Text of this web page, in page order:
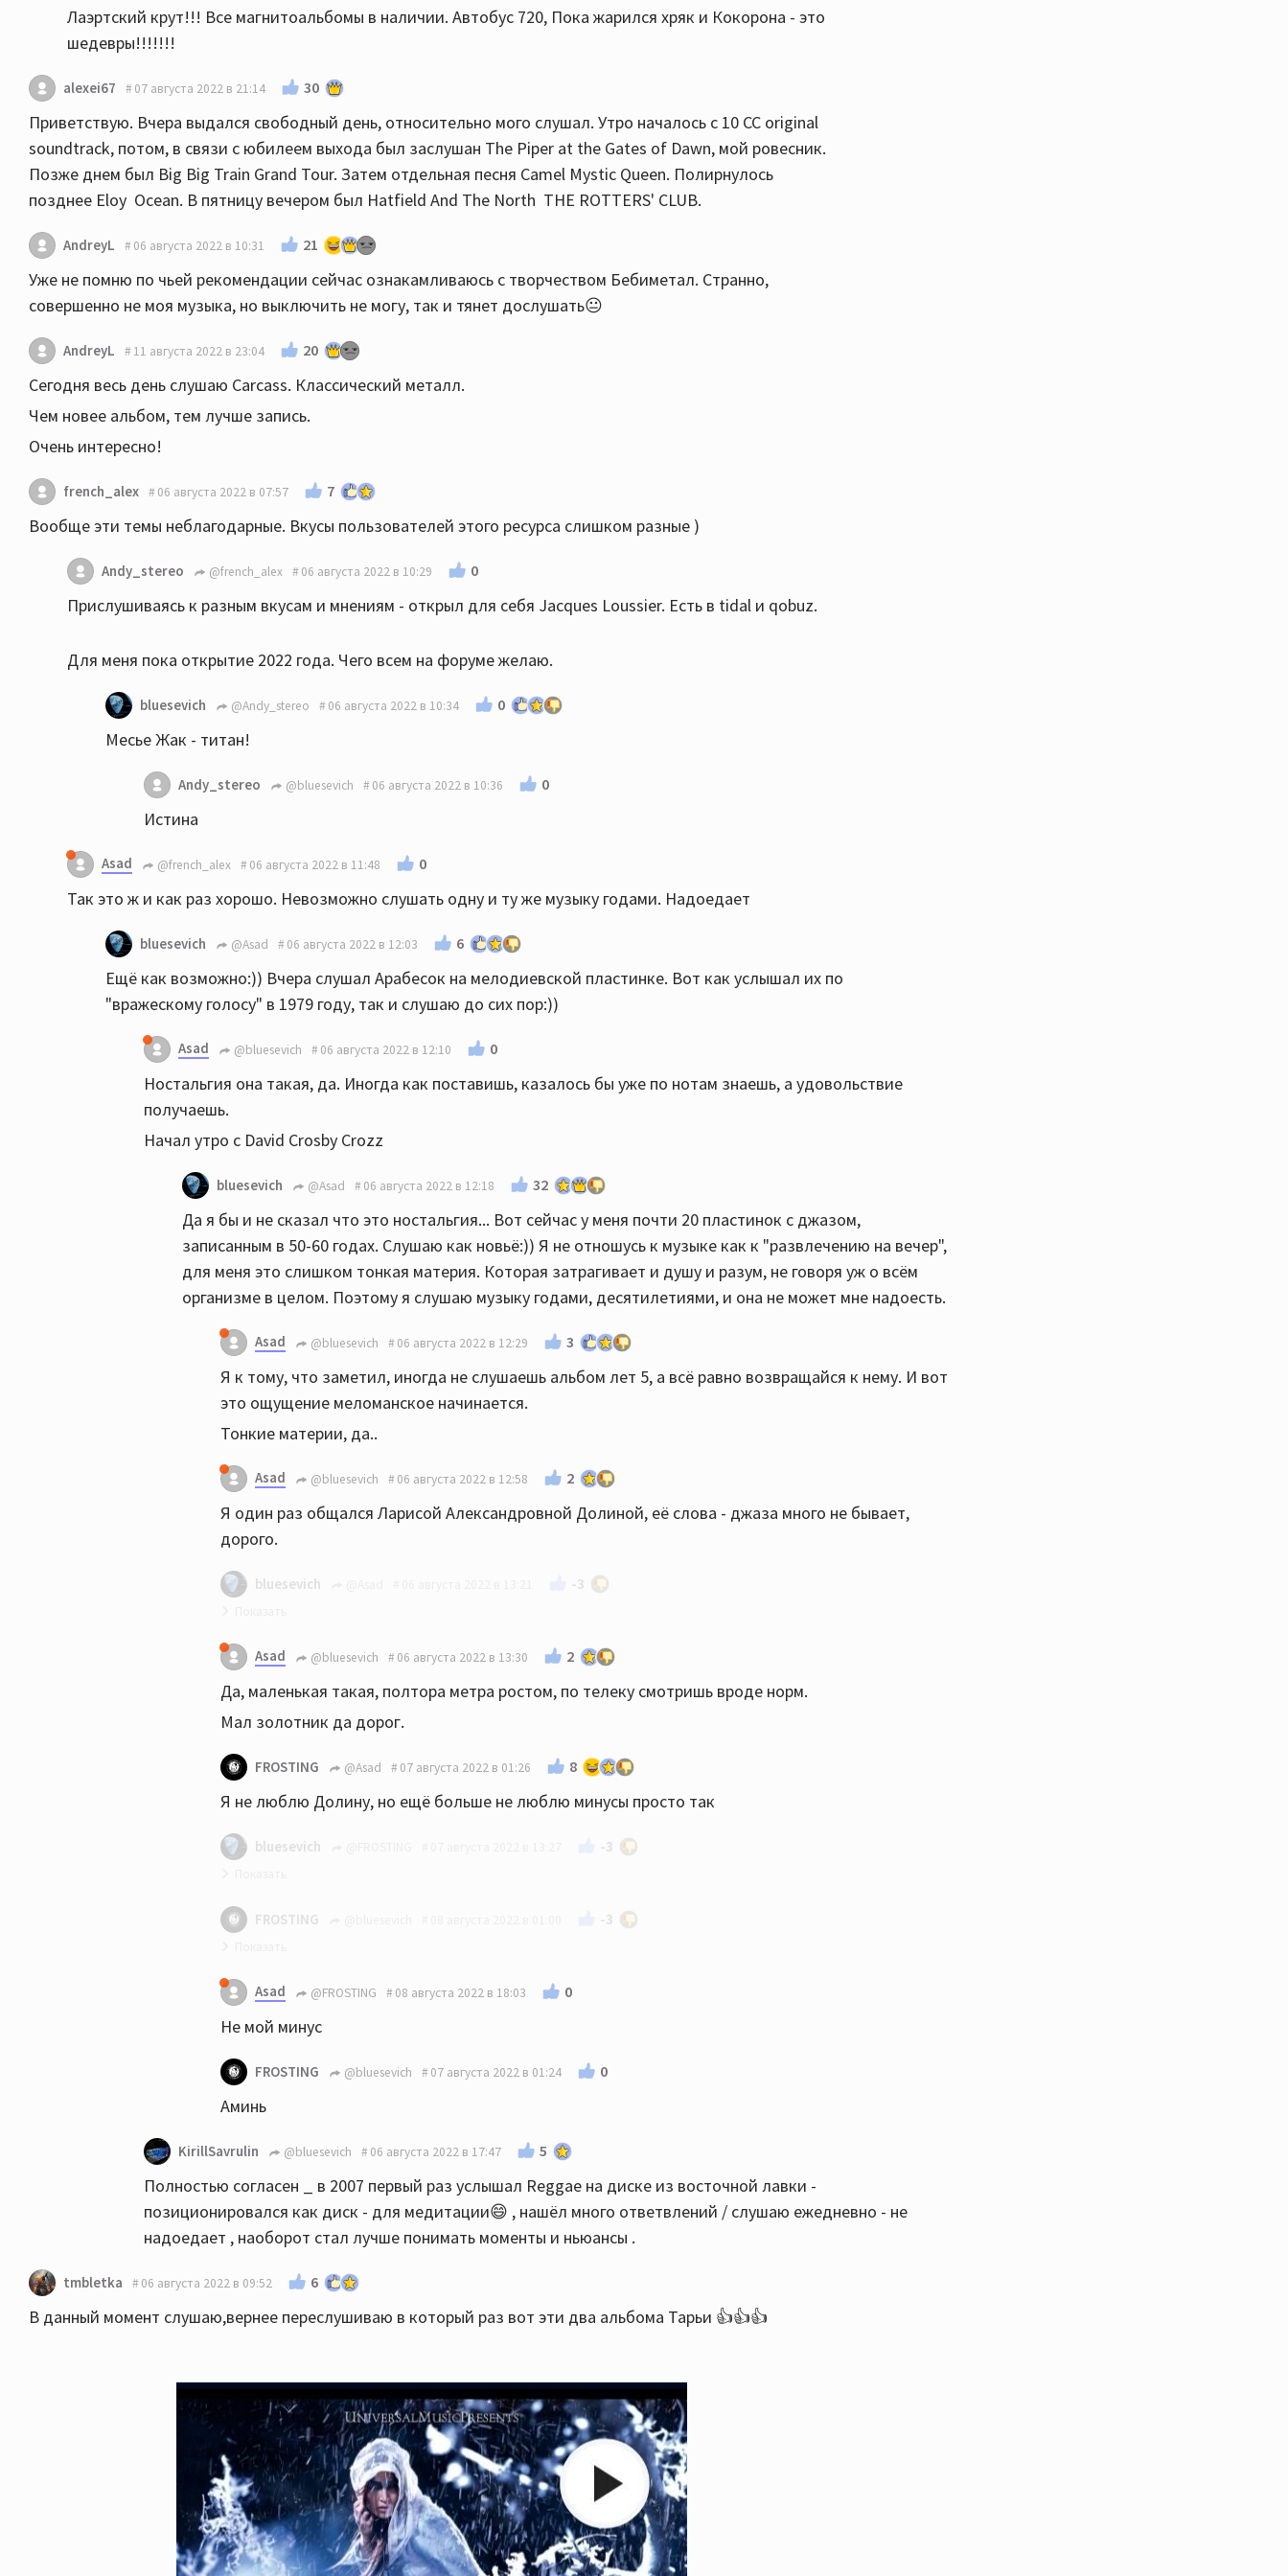
Лаэртский крут!!! Все магнитоальбомы в наличии. Автобус 720, Пока жарился хряк и Кокорона - это
шедевры!!!!!!!
alexei67 07 августа 2022 в 21:14 30
Приветствую. Вчера выдался свободный день, относительно мого слушал. Утро началось с 10 СС original
soundtrack, потом, в связи с юбилеем выхода был заслушан The Piper at the Gates of Dawn, мой ровесник.
Позже днем был Big Big Train Grand Tour. Затем отдельная песня Camel Mystic Queen. Полирнулось
позднее Eloy Ocean. В пятницу вечером был Hatfield And The North THE ROTTERS' CLUB.
AndreyL 06 августа 2022 в 10:31 21
Уже не помню по чьей рекомендации сейчас ознакамливаюсь с творчеством Бебиметал. Странно,
совершенно не моя музыка, но выключить не могу, так и тянет дослушать😐
AndreyL 11 августа 2022 в 23:04 20
Сегодня весь день слушаю Carcass. Классический металл.
Чем новее альбом, тем лучше запись.
Очень интересно!
french_alex 06 августа 2022 в 07:57 7
Вообще эти темы неблагодарные. Вкусы пользователей этого ресурса слишком разные )
Andy_stereo @french_alex 06 августа 2022 в 10:29 0
Прислушиваясь к разным вкусам и мнениям - открыл для себя Jacques Loussier. Есть в tidal и qobuz.
Для меня пока открытие 2022 года. Чего всем на форуме желаю.
bluesevich @Andy_stereo 06 августа 2022 в 10:34 0
Месье Жак - титан!
Andy_stereo @bluesevich 06 августа 2022 в 10:36 0
Истина
Asad @french_alex 06 августа 2022 в 11:48 0
Так это ж и как раз хорошо. Невозможно слушать одну и ту же музыку годами. Надоедает
bluesevich @Asad 06 августа 2022 в 12:03 6
Ещё как возможно:)) Вчера слушал Арабесок на мелодиевской пластинке. Вот как услышал их по
"вражескому голосу" в 1979 году, так и слушаю до сих пор:))
Asad @bluesevich 06 августа 2022 в 12:10 0
Ностальгия она такая, да. Иногда как поставишь, казалось бы уже по нотам знаешь, а удовольствие
получаешь.
Начал утро с David Crosby Crozz
bluesevich @Asad 06 августа 2022 в 12:18 32
Да я бы и не сказал что это ностальгия... Вот сейчас у меня почти 20 пластинок с джазом,
записанным в 50-60 годах. Слушаю как новьё:)) Я не отношусь к музыке как к "развлечению на вечер",
для меня это слишком тонкая материя. Которая затрагивает и душу и разум, не говоря уж о всём
организме в целом. Поэтому я слушаю музыку годами, десятилетиями, и она не может мне надоесть.
Asad @bluesevich 06 августа 2022 в 12:29 3
Я к тому, что заметил, иногда не слушаешь альбом лет 5, а всё равно возвращайся к нему. И вот
это ощущение меломанское начинается.
Тонкие материи, да..
Asad @bluesevich 06 августа 2022 в 12:58 2
Я один раз общался Ларисой Александровной Долиной, её слова - джаза много не бывает,
дорого.
bluesevich -3
Лариса Александровна неповторима:)))
Asad @bluesevich 06 августа 2022 в 13:30 2
Да, маленькая такая, полтора метра ростом, по телеку смотришь вроде норм.
Мал золотник да дорог.
FROSTING @Asad 07 августа 2022 в 01:26 8
Я не люблю Долину, но ещё больше не люблю минусы просто так
bluesevich -3
Разве просто так?
FROSTING -3
За цитату Долиной ставить минус, ну такое себе
Asad @FROSTING 08 августа 2022 в 18:03 0
Не мой минус
FROSTING @bluesevich 07 августа 2022 в 01:24 0
Аминь
KirillSavrulin @bluesevich 06 августа 2022 в 17:47 5
Полностью согласен _ в 2007 первый раз услышал Reggae на диске из восточной лавки -
позиционировался как диск - для медитации😄 , нашёл много ответвлений / слушаю ежедневно - не
надоедает , наоборот стал лучше понимать моменты и ньюансы .
tmbletka 06 августа 2022 в 09:52 6
В данный момент слушаю,вернее переслушиваю в который раз вот эти два альбома Тарьи 👍👍👍